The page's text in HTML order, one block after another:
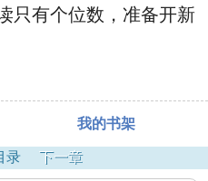
有个位数，准备开新
我的书架
录 下一章